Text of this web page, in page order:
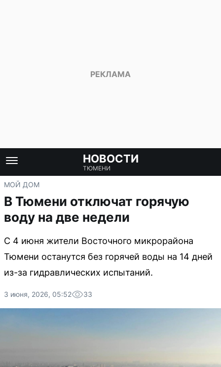
НОВОСТИ
ТЮМЕНИ
МОЙ ДОМ
В Тюмени отключат горячую
воду на две недели
С 4 июня жители Восточного микрорайона
Тюмени останутся без горячей воды на 14 дней
из-за гидравлических испытаний.
3 июня, 2026, 05:52 33